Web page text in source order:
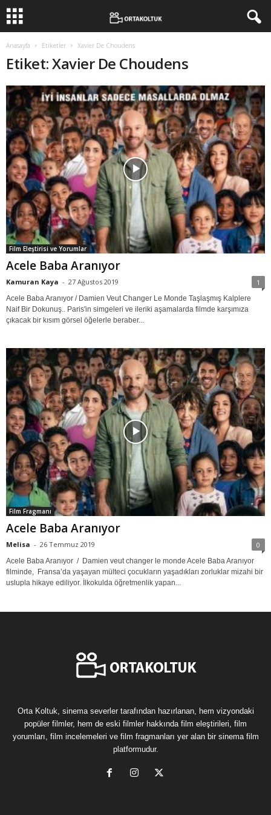
Anasayfa Etiketler Xavier De Choudens
Etiket: Xavier De Choudens
Film Eleştirisi ve Yorumlar
Acele Baba Aranıyor
Kamuran Kaya - 27 Ağustos 2019 1
Acele Baba Aranıyor / Damien Veut Changer Le Monde Taşlaşmış Kalplere
Naif Bir Dokunuş.. Paris'in simgeleri ve ileriki aşamalarda filmde karşımıza
çıkacak bir kısım görsel öğelerle beraber...
Film Fragmanı
Acele Baba Aranıyor
Melisa - 26 Temmuz 2019 0
Acele Baba Aranıyor / Damien veut changer le monde Acele Baba Aranıyor
filminde, Fransa’da yaşayan mülteci çocukların yaşadıkları zorluklar mizahi bir
uslupla hikaye ediliyor. İlkokulda öğretmenlik yapan...
Orta Koltuk, sinema severler tarafından hazırlanan, hem vizyondaki
popüler filmler, hem de eski filmler hakkında film eleştirileri, film
yorumları, film incelemeleri ve film fragmanları yer alan bir sinema film
platformudur.